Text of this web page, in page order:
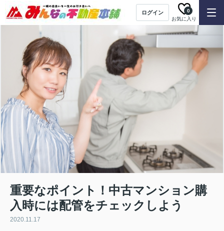
ログイン
お気に入り
0
重要なポイント！中古マンション購
入時には配管をチェックしよう
2020.11.17